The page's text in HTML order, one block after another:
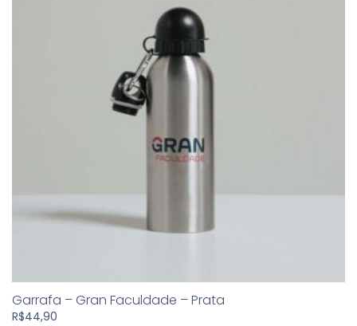
Garrafa – Gran Faculdade – Prata
R$44,90